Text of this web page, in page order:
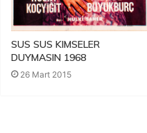
SUS SUS KIMSELER
DUYMASIN 1968
26 Mart 2015